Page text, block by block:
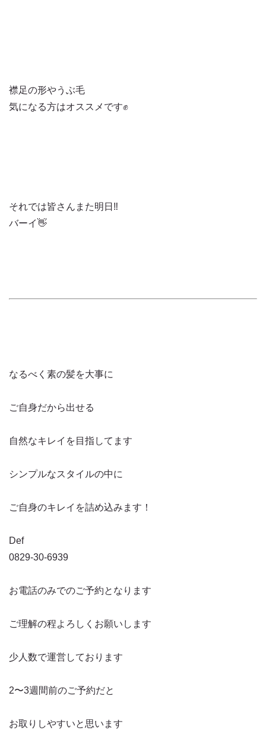
襟足の形やうぶ毛
気になる方はオススメです✊
それでは皆さんまた明日‼️
バーイ👋
なるべく素の髪を大事に
ご自身だから出せる
自然なキレイを目指してます
シンプルなスタイルの中に
ご自身のキレイを詰め込みます！
Def
0829-30-6939
お電話のみでのご予約となります
ご理解の程よろしくお願いします
少人数で運営しております
2〜3週間前のご予約だと
お取りしやすいと思います